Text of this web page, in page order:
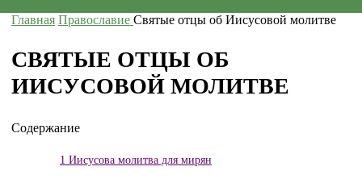
Главная Православие Святые отцы об Иисусовой молитве
СВЯТЫЕ ОТЦЫ ОБ
ИИСУСОВОЙ МОЛИТВЕ
Содержание
1 Иисусова молитва для мирян